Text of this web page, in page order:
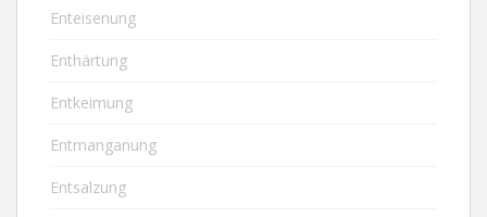
Enteisenung
Enthärtung
Entkeimung
Entmanganung
Entsalzung